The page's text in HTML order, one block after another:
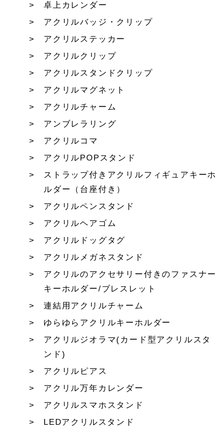
卓上カレンダー
アクリルバッジ・クリップ
アクリルステッカー
アクリルクリップ
アクリルスタンドクリップ
アクリルマグネット
アクリルチャーム
アンブレラリング
アクリルコマ
アクリルPOPスタンド
ストラップ付きアクリルフィギュアキーホ
ルダー（台座付き）
アクリルペンスタンド
アクリルヘアゴム
アクリルドッグタグ
アクリルメガネスタンド
アクリルのアクセサリー付きのファスナー
キーホルダー/ブレスレット
連結用アクリルチャーム
ゆらゆらアクリルキーホルダー
アクリルジオラマ(カード型アクリルスタ
ンド)
アクリルピアス
アクリル万年カレンダー
アクリルスマホスタンド
LEDアクリルスタンド